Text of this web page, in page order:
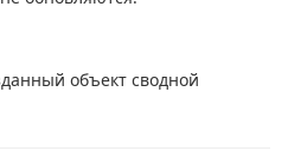
объект сводной